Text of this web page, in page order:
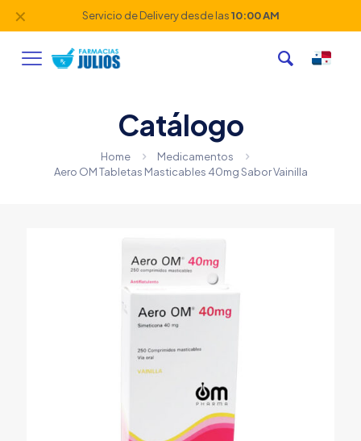
Servicio de Delivery desde las10:00 AM
✕
Catálogo
Home
Medicamentos
Aero OM Tabletas Masticables 40mg Sabor Vainilla